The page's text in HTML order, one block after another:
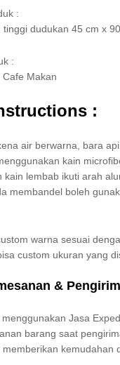
:
tinggi dudukan 45 cm x
:
Cafe Makan
:
air berwarna, bara
kain
kain lembab ikuti arah
membandel boleh
warna sesuai
custom ukuran yang
&
Jasa
barang saat
memberikan kemudahan